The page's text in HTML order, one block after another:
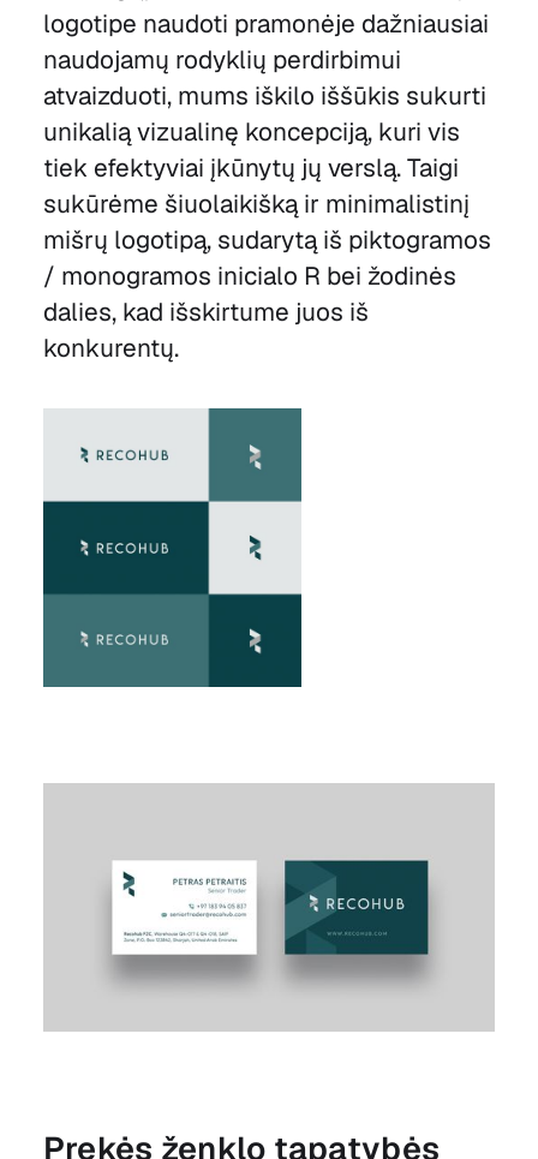
logotipe naudoti pramonėje dažniausiai
naudojamų rodyklių perdirbimui
atvaizduoti, mums iškilo iššūkis sukurti
unikalią vizualinę koncepciją, kuri vis
tiek efektyviai įkūnytų jų verslą. Taigi
sukūrėme šiuolaikišką ir minimalistinį
mišrų logotipą, sudarytą iš piktogramos
/ monogramos inicialo R bei žodinės
dalies, kad išskirtume juos iš
konkurentų.
Prekės ženklo tapatybės